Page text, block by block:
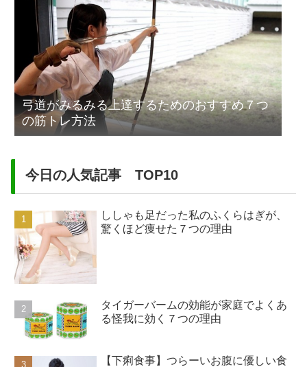
弓道がみるみる上達するためのおすすめ７つ
の筋トレ方法
今日の人気記事 TOP10
ししゃも足だった私のふくらはぎが、
驚くほど痩せた７つの理由
タイガーバームの効能が家庭でよくあ
る怪我に効く７つの理由
【下痢食事】つらーいお腹に優しい食